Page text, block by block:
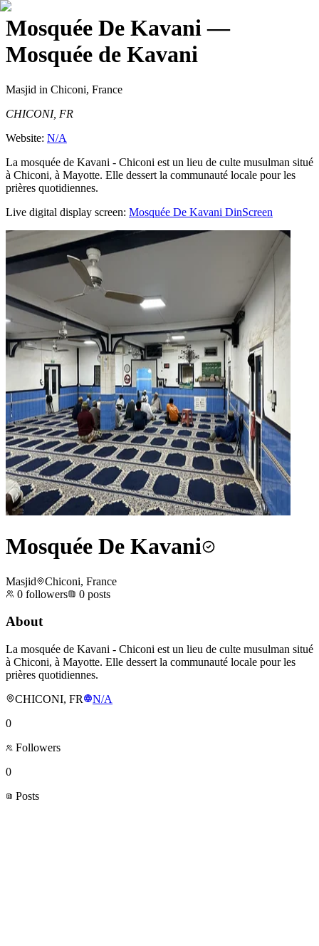
Mosquée De Kavani—
Mosquée de Kavani
Masjid in Chiconi, France
CHICONI, FR
Website: N/A
La mosquée de Kavani - Chiconi est un lieu de culte musulman situé
à Chiconi, à Mayotte. Elle dessert la communauté locale pour les
prières quotidiennes.
Live digital display screen: Mosquée De Kavani DinScreen
Mosquée De Kavani
Masjid
Chiconi, France
0 followers 0 posts
About
La mosquée de Kavani - Chiconi est un lieu de culte musulman situé
à Chiconi, à Mayotte. Elle dessert la communauté locale pour les
prières quotidiennes.
CHICONI, FR
N/A
0
Followers
0
Posts